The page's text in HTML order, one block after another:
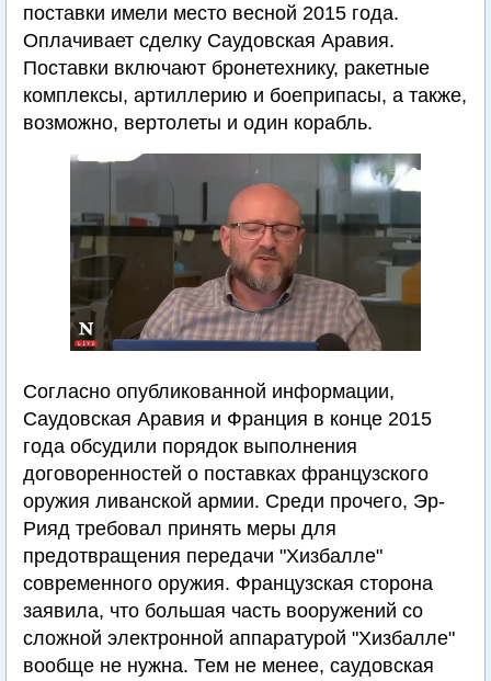
поставки имели место весной 2015 года.
Оплачивает сделку Саудовская Аравия.
Поставки включают бронетехнику, ракетные
комплексы, артиллерию и боеприпасы, а также,
возможно, вертолеты и один корабль.
Согласно опубликованной информации,
Саудовская Аравия и Франция в конце 2015
года обсудили порядок выполнения
договоренностей о поставках французского
оружия ливанской армии. Среди прочего, Эр-
Рияд требовал принять меры для
предотвращения передачи "Хизбалле"
современного оружия. Французская сторона
заявила, что большая часть вооружений со
сложной электронной аппаратурой "Хизбалле"
вообще не нужна. Тем не менее, саудовская